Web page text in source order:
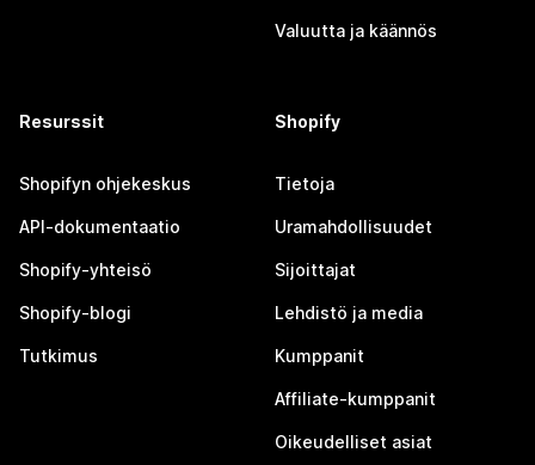
Valuutta ja käännös
Resurssit
Shopifyn ohjekeskus
API-dokumentaatio
Shopify-yhteisö
Shopify-blogi
Tutkimus
Shopify
Tietoja
Uramahdollisuudet
Sijoittajat
Lehdistö ja media
Kumppanit
Affiliate-kumppanit
Oikeudelliset asiat